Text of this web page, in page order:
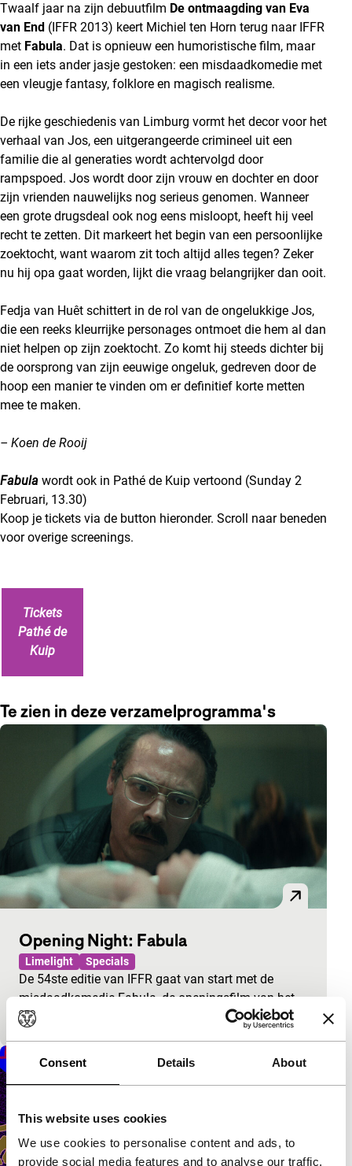
Consent Details About
This website uses cookies
We use cookies to personalise content and ads, to
provide social media features and to analyse our traffic.
Twaalf jaar na zijn debuutfilm De ontmaagding van Eva
van End (IFFR 2013) keert Michiel ten Horn terug naar IFFR
met Fabula. Dat is opnieuw een humoristische film, maar
in een iets ander jasje gestoken: een misdaadkomedie met
een vleugje fantasy, folklore en magisch realisme.
De rijke geschiedenis van Limburg vormt het decor voor het
verhaal van Jos, een uitgerangeerde crimineel uit een
familie die al generaties wordt achtervolgd door
rampspoed. Jos wordt door zijn vrouw en dochter en door
zijn vrienden nauwelijks nog serieus genomen. Wanneer
een grote drugsdeal ook nog eens misloopt, heeft hij veel
recht te zetten. Dit markeert het begin van een persoonlijke
zoektocht, want waarom zit toch altijd alles tegen? Zeker
nu hij opa gaat worden, lijkt die vraag belangrijker dan ooit.
Fedja van Huêt schittert in de rol van de ongelukkige Jos,
die een reeks kleurrijke personages ontmoet die hem al dan
niet helpen op zijn zoektocht. Zo komt hij steeds dichter bij
de oorsprong van zijn eeuwige ongeluk, gedreven door de
hoop een manier te vinden om er definitief korte metten
mee te maken.
– Koen de Rooij
Fabula wordt ook in Pathé de Kuip vertoond (Sunday 2
Februari, 13.30)
Koop je tickets via de button hieronder. Scroll naar beneden
voor overige screenings.
Tickets
Pathé de
Kuip
Te zien in deze verzamelprogramma's
Opening Night: Fabula
Limelight Specials
De 54ste editie van IFFR gaat van start met de
misdaadkomedie Fabula, de openingsfilm van het
festival.